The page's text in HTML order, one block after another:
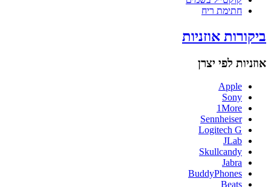
חתימת ריח
ביקורות אוזניות
אוזניות לפי יצרן
Apple
Sony
1More
Sennheiser
Logitech G
JLab
Skullcandy
Jabra
BuddyPhones
Beats